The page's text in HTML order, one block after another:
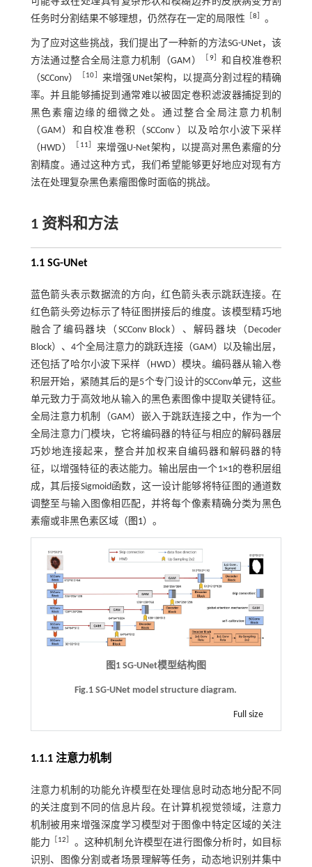
任务时分割结果不够理想，仍然存在一定的局限性
8 。
为了应对这些挑战，我们提出了一种新的方法SG-UNet，该
方法通过整合全局注意力机制（GAM）
9］和自校准卷积
（SCConv）
10
来增强UNet架构，以提高分割过程的精确
率。并且能够捕捉到通常难以被固定卷积滤波器捕捉到的
黑色素瘤边缘的细微之处。通过整合全局注意力机制
（GAM）和自校准卷积（SCConv ）以及哈尔小波下采样
（HWD）
11
来增强U-Net架构，以提高对黑色素瘤的分
割精度。通过这种方式，我们希望能够更好地应对现有方
法在处理复杂黑色素瘤图像时面临的挑战。
1 资料和方法
1.1 SG-UNet
蓝色箭头表示数据流的方向，红色箭头表示跳跃连接。在
红色箭头旁边标示了特征图拼接后的维度。该模型精巧地
融合了编码器块（SCConv Block）、解码器块（Decoder
Block）、4个全局注意力的跳跃连接（GAM）以及输出层，
还包括了哈尔小波下采样（HWD）模块。编码器从输入卷
积层开始，紧随其后的是5个专门设计的SCConv单元，这些
单元致力于高效地从输入的黑色素图像中提取关键特征。
全局注意力机制（GAM）嵌入于跳跃连接之中，作为一个
全局注意力门模块，它将编码器的特征与相应的解码器层
巧妙地连接起来，整合并加权来自编码器和解码器的特
征，以增强特征的表达能力。输出层由一个1×1的卷积层组
成，其后接Sigmoid函数，这一设计能够将特征图的通道数
调整至与输入图像相匹配，并将每个像素精确分类为黑色
素瘤或非黑色素区域（ 图1）。
图1 SG-UNet模型结构图
Fig.1 SG-UNet model structure diagram.
Full size
1.1.1 注意力机制
注意力机制的功能允许模型在处理信息时动态地分配不同
的关注度到不同的信息片段。在计算机视觉领域，注意力
机制被用来增强深度学习模型对于图像中特定区域的关注
能力
12
。这种机制允许模型在进行图像分析时，如目标
识别、图像分割或者场景理解等任务，动态地识别并集中